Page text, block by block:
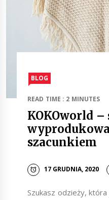
BLOG
READ TIME : 2 MINUTES
KOKOworld
szacunkiem
17 GRUDNIA, 2020
Szukasz odzieży,